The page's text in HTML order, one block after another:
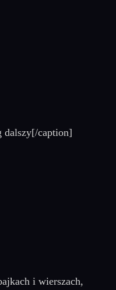
dalszy[/caption]
i wierszach,